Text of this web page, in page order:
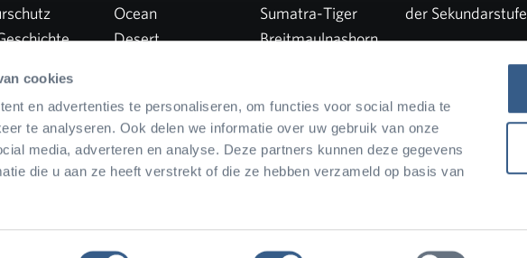
cookies
en advertenties te personaliseren, om functies voor social media te
te analyseren. Ook delen we informatie over uw gebruik van onze
media, adverteren en analyse. Deze partners kunnen deze gegevens
die u aan ze heeft verstrekt of die ze hebben verzameld op basis van
Ocean
Desert
Park
Sumatra-Tiger
Breitmaulnashorn
der Sekundarstufe
Datenschutzerklärung